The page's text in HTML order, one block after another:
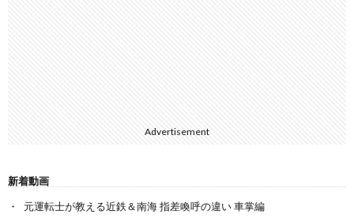
Advertisement
新着動画
元運転士が教える近鉄＆南海 指差喚呼の違い 車掌編